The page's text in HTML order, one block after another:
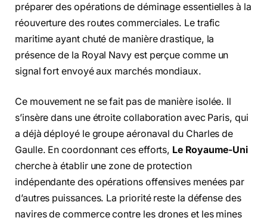
préparer des opérations de déminage essentielles à la
réouverture des routes commerciales. Le trafic
maritime ayant chuté de manière drastique, la
présence de la Royal Navy est perçue comme un
signal fort envoyé aux marchés mondiaux.
Ce mouvement ne se fait pas de manière isolée. Il
s’insère dans une étroite collaboration avec Paris, qui
a déjà déployé le groupe aéronaval du Charles de
Gaulle. En coordonnant ces efforts, Le Royaume-Uni
cherche à établir une zone de protection
indépendante des opérations offensives menées par
d’autres puissances. La priorité reste la défense des
navires de commerce contre les drones et les mines